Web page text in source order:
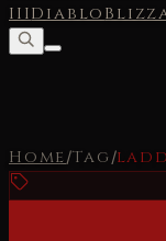
IIIDiablo
Home/Tag /